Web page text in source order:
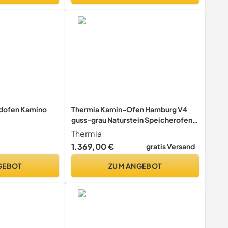
Kamino
Thermia Kamin-Ofen Hamburg V4
guss-grau Naturstein Speicherofen
7kw Warmhaltefach Holzkamin
Thermia
1.369,00 €
gratis Versand
ZUM ANGEBOT